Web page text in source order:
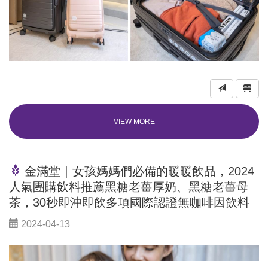
VIEW MORE
金滿堂｜女孩媽媽們必備的暖暖飲品，2024
人氣團購飲料推薦黑糖老薑厚奶、黑糖老薑母
茶，30秒即沖即飲多項國際認證無咖啡因飲料
2024-04-13